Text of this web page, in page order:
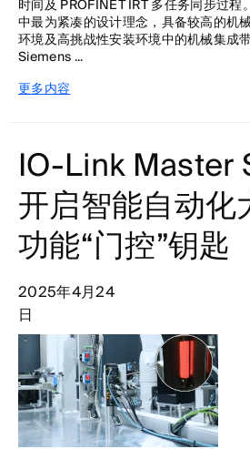
时间及 PROFINET IRT 多任务同步过
中最为紧凑的设计理念，具备较高的机
环境及高挑战性安装环境中的机械集成
Siemens ...
更多内容
IO-Link Master
开启智能自动化
功能“门控”钥匙
2025年4月24
日